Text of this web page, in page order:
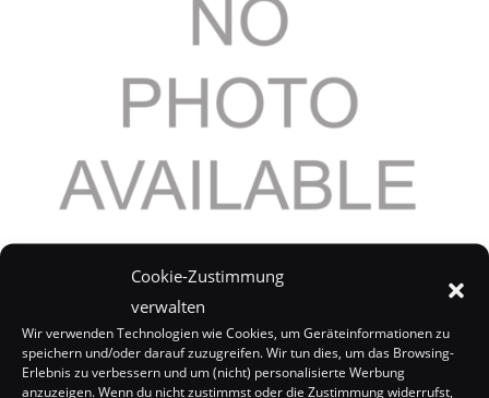
Cookie-Zustimmung
verwalten
Wir verwenden Technologien wie Cookies, um Geräteinformationen zu
speichern und/oder darauf zuzugreifen. Wir tun dies, um das Browsing-
Erlebnis zu verbessern und um (nicht) personalisierte Werbung
anzuzeigen. Wenn du nicht zustimmst oder die Zustimmung widerrufst,
Scarlett Johansson: Erstes Album im Mai
14. Februar 2008